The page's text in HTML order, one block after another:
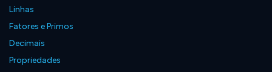
Linhas
Fatores e Primos
Decimais
Propriedades